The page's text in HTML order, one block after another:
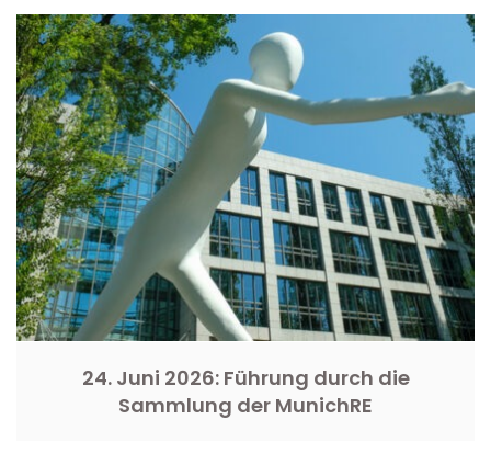
24. Juni 2026: Führung durch die
Sammlung der MunichRE